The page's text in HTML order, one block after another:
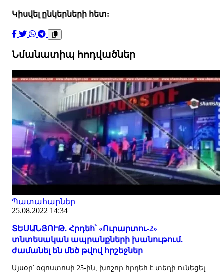
Կիսվել ընկերների հետ:
Նմանատիպ հոդվածներ
Պատահարներ
25.08.2022 14:34
ՏԵՍԱՆՅՈՒԹ. Հրդեհ՝ «Ուրարտու-2»
տնտեսական ապրանքների խանութում.
ժամանել են մեծ թվով հրշեջներ
Այսօր՝ օգոստոսի 25-ին, խոշոր հրդեհ է տեղի ունեցել